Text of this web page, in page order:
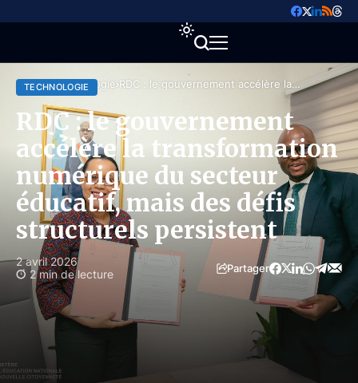
Accueil Technologie RDC : le gouvernement accélère la
transformation numérique du secteur éducatif,
mais des défis structurels persistent
TECHNOLOGIE
RDC : le gouvernement
accélère la transformation
numérique du secteur
éducatif, mais des défis
structurels persistent
2 avril 2026
2 min de lecture
Partager